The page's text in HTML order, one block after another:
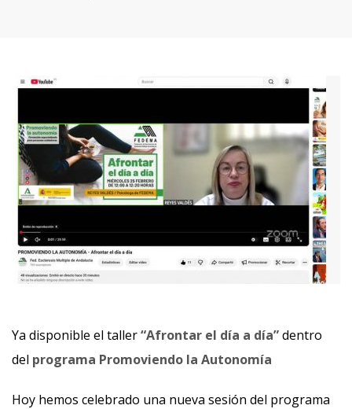
Ya disponible el taller“Afrontar el día a día”dentro
del programa Promoviendo la Autonomía
Hoy hemos celebrado una nueva sesión del programa